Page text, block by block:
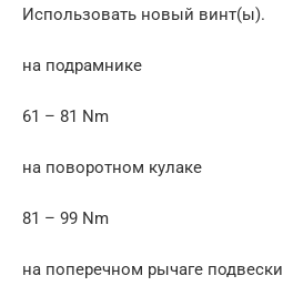
Использовать новый винт(ы).
на подрамнике
61 – 81 Nm
на поворотном кулаке
81 – 99 Nm
на поперечном рычаге подвески